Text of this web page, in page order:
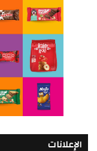
الإعلانات